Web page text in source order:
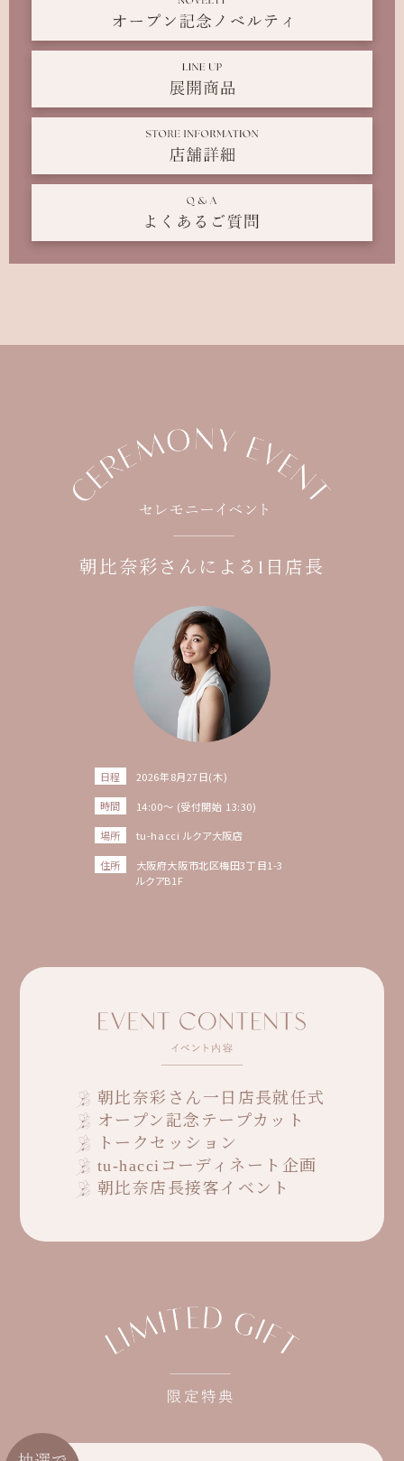
朝比奈彩さんによる1日店長
日程 2026年8月27日(木)
時間 14:00～ (受付開始 13:30)
場所 tu-hacci ルクア大阪店
住所
大阪府大阪市北区梅田3丁目1-3
ルクアB1F
朝比奈彩さん一日店長就任式
オープン記念テープカット
トークセッション
tu-hacciコーディネート企画
朝比奈店長接客イベント